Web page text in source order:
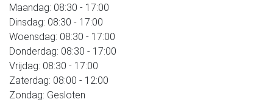
Maandag: 08:30 - 17:00
Dinsdag: 08:30 - 17:00
Woensdag: 08:30 - 17:00
Donderdag: 08:30 - 17:00
Vrijdag: 08:30 - 17:00
Zaterdag: 08:00 - 12:00
Zondag: Gesloten